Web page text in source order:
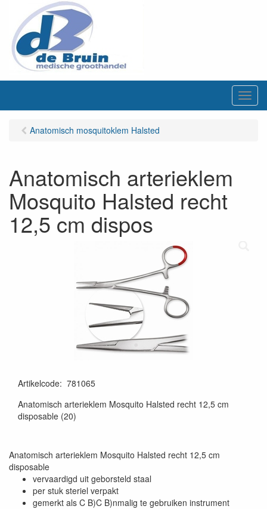
M
e
Anatomisch mosquitoklem Halsted
Anatomisch arterieklem
Mosquito Halsted recht
12,5 cm dispos
Artikelcode: 781065
Anatomisch arterieklem Mosquito Halsted recht 12,5 cm
disposable (20)
Anatomisch arterieklem Mosquito Halsted recht 12,5 cm
disposable
vervaardigd uit geborsteld staal
per stuk steriel verpakt
gemerkt als C B)C B)nmalig te gebruiken instrument